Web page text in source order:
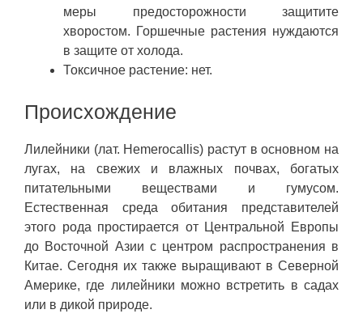
меры предосторожности защитите
хворостом. Горшечные растения нуждаются
в защите от холода.
Токсичное растение: нет.
Происхождение
Лилейники (лат. Hemerocallis) растут в основном на
лугах, на свежих и влажных почвах, богатых
питательными веществами и гумусом.
Естественная среда обитания представителей
этого рода простирается от Центральной Европы
до Восточной Азии с центром распространения в
Китае. Сегодня их также выращивают в Северной
Америке, где лилейники можно встретить в садах
или в дикой природе.